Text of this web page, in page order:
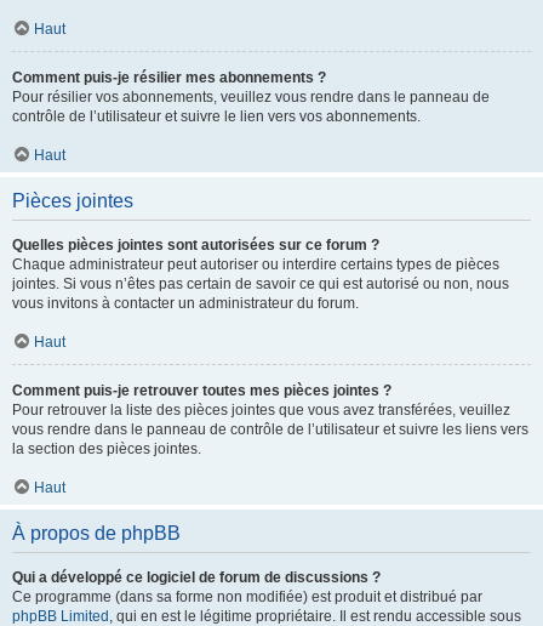
Haut
Comment puis-je résilier mes abonnements ?
Pour résilier vos abonnements, veuillez vous rendre dans le panneau de
contrôle de l’utilisateur et suivre le lien vers vos abonnements.
Haut
Pièces jointes
Quelles pièces jointes sont autorisées sur ce forum ?
Chaque administrateur peut autoriser ou interdire certains types de pièces
jointes. Si vous n’êtes pas certain de savoir ce qui est autorisé ou non, nous
vous invitons à contacter un administrateur du forum.
Haut
Comment puis-je retrouver toutes mes pièces jointes ?
Pour retrouver la liste des pièces jointes que vous avez transférées, veuillez
vous rendre dans le panneau de contrôle de l’utilisateur et suivre les liens vers
la section des pièces jointes.
Haut
À propos de phpBB
Qui a développé ce logiciel de forum de discussions ?
Ce programme (dans sa forme non modifiée) est produit et distribué par
phpBB Limited , qui en est le légitime propriétaire. Il est rendu accessible sous